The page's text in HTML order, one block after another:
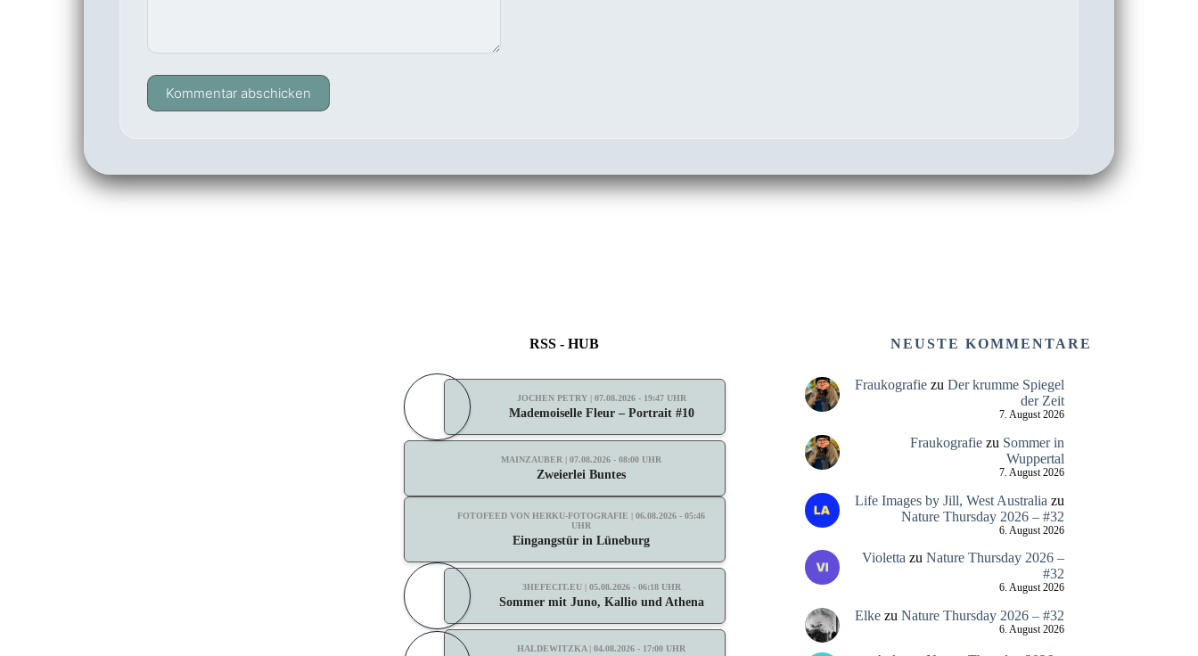
Kommentar abschicken
RSS - HUB
JOCHEN PETRY | 07.08.2026 - 19:47 UHR
Mademoiselle Fleur – Portrait #10
MAINZAUBER | 07.08.2026 - 08:00 UHR
Zweierlei Buntes
FOTOFEED VON HERKU-FOTOGRAFIE | 06.08.2026 - 05:46
UHR
Eingangstür in Lüneburg
3HEFECIT.EU | 05.08.2026 - 06:18 UHR
Sommer mit Juno, Kallio und Athena
HALDEWITZKA | 04.08.2026 - 17:00 UHR
NEUSTE KOMMENTARE
Fraukografiezu Der krumme Spiegel
der Zeit
7. August 2026
Fraukografiezu Sommer in
Wuppertal
7. August 2026
Life Images by Jill, West Australia zu
Nature Thursday 2026 – #32
6. August 2026
Violetta zu Nature Thursday 2026 –
#32
6. August 2026
Elkezu Nature Thursday 2026 – #32
6. August 2026